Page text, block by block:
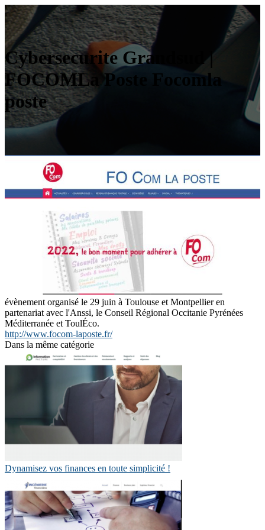
Cybersecurite Grandsud |
FOCOMLa Poste Focomla
poste
évènement organisé le 29 juin à Toulouse et Montpellier en
partenariat avec l'Anssi, le Conseil Régional Occitanie Pyrénées
Méditerranée et ToulÉco.
http://www.focom-laposte.fr/
Dans la même catégorie
Dynamisez vos finances en toute simplicité !